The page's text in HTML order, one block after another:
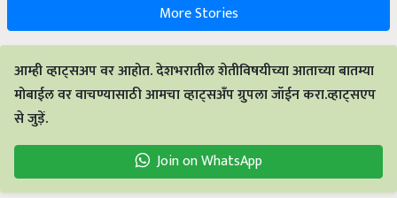
More Stories
आम्ही व्हाट्सअप वर आहोत. देशभरातील शेतीविषयीच्या आताच्या बातम्या
मोबाईल वर वाचण्यासाठी आमचा व्हाट्सअँप ग्रुपला जॉईन करा.व्हाट्सएप
से जुड़ें.
Join on WhatsApp